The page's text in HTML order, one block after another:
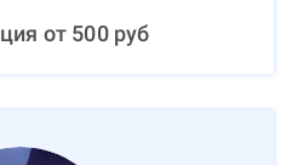
от 500руб